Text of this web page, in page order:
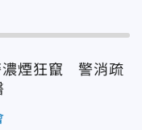
濃煙狂竄 警消疏